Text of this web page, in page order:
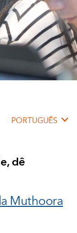
PORTUGUÊS
dê
Muthoora